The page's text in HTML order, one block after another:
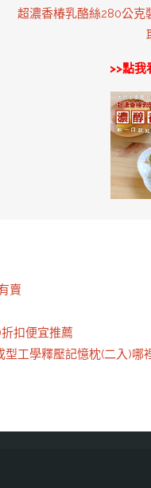
超濃香椿乳酪絲280公
>>點我
賣
扣便宜推薦
工學釋壓記憶枕(二入)哪